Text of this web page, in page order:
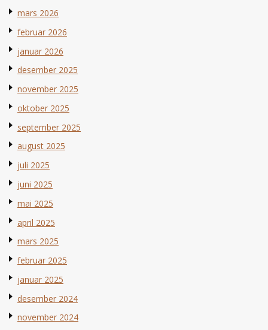
mars 2026
februar 2026
januar 2026
desember 2025
november 2025
oktober 2025
september 2025
august 2025
juli 2025
juni 2025
mai 2025
april 2025
mars 2025
februar 2025
januar 2025
desember 2024
november 2024